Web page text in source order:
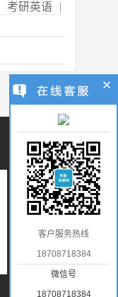
考研英语
|
客户服务热线
18708718384
微信号
18708718384